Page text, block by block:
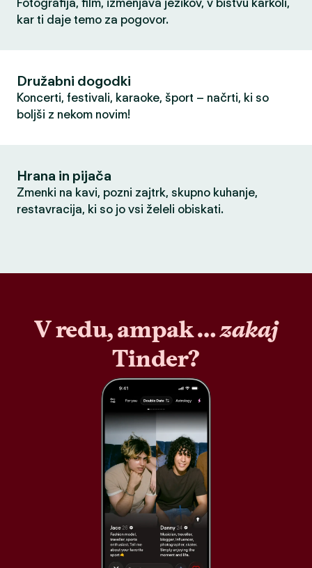
Fotografija, film, izmenjava jezikov, v bistvu karkoli,
kar ti daje temo za pogovor.
Družabni dogodki
Koncerti, festivali, karaoke, šport – načrti, ki so
boljši z nekom novim!
Hrana in pijača
Zmenki na kavi, pozni zajtrk, skupno kuhanje,
restavracija, ki so jo vsi želeli obiskati.
V redu, ampak …zakaj
Tinder?